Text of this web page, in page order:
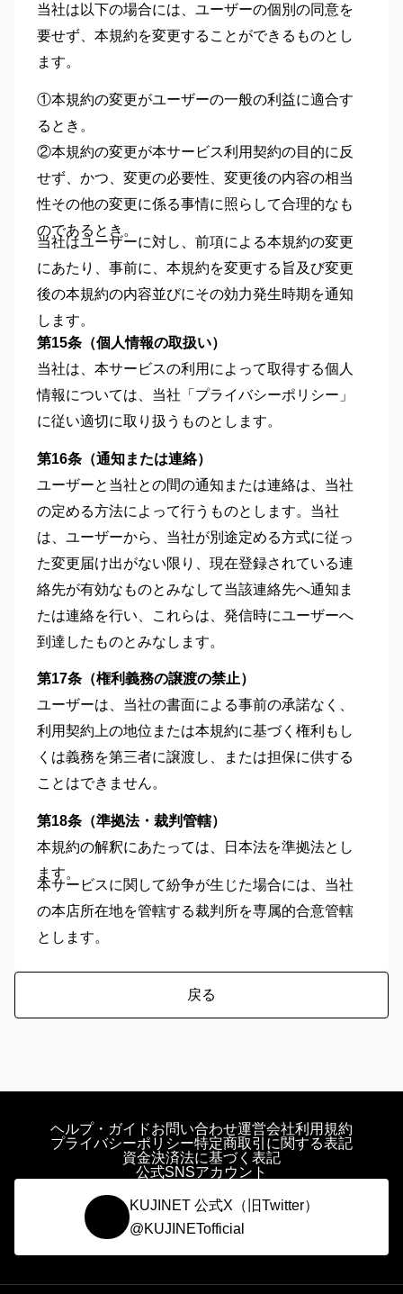
当社は以下の場合には、ユーザーの個別の同意を
要せず、本規約を変更することができるものとし
ます。
①本規約の変更がユーザーの一般の利益に適合す
るとき。
②本規約の変更が本サービス利用契約の目的に反
せず、かつ、変更の必要性、変更後の内容の相当
性その他の変更に係る事情に照らして合理的なも
のであるとき。
当社はユーザーに対し、前項による本規約の変更
にあたり、事前に、本規約を変更する旨及び変更
後の本規約の内容並びにその効力発生時期を通知
します。
第15条（個人情報の取扱い）
当社は、本サービスの利用によって取得する個人
情報については、当社「プライバシーポリシー」
に従い適切に取り扱うものとします。
第16条（通知または連絡）
ユーザーと当社との間の通知または連絡は、当社
の定める方法によって行うものとします。当社
は、ユーザーから、当社が別途定める方式に従っ
た変更届け出がない限り、現在登録されている連
絡先が有効なものとみなして当該連絡先へ通知ま
たは連絡を行い、これらは、発信時にユーザーへ
到達したものとみなします。
第17条（権利義務の譲渡の禁止）
ユーザーは、当社の書面による事前の承諾なく、
利用契約上の地位または本規約に基づく権利もし
くは義務を第三者に譲渡し、または担保に供する
ことはできません。
第18条（準拠法・裁判管轄）
本規約の解釈にあたっては、日本法を準拠法とし
ます。
本サービスに関して紛争が生じた場合には、当社
の本店所在地を管轄する裁判所を専属的合意管轄
とします。
戻る
ヘルプ・ガイドお問い合わせ運営会社利用規約
プライバシーポリシー特定商取引に関する表記
資金決済法に基づく表記
公式SNSアカウント
KUJINET 公式X（旧Twitter）
@KUJINETofficial